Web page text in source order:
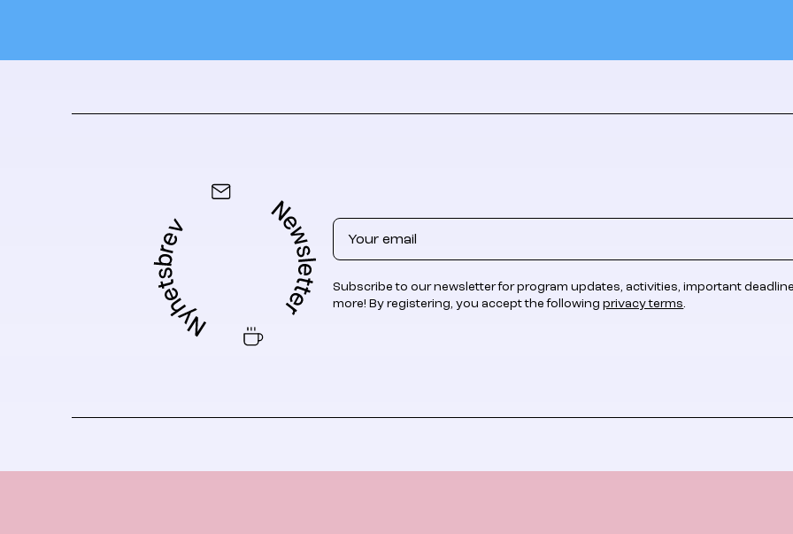
Email
Subscribe to our newsletter for program updates, activities, important
more! By registering, you accept the followingprivacy terms.